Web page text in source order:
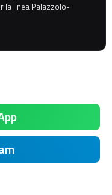
la linea Palazzolo-